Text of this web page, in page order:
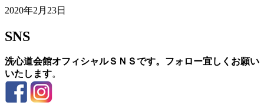
2020年2月23日
SNS
洗心道会館オフィシャルＳＮＳです。フォロー宜しくお願い
いたします。